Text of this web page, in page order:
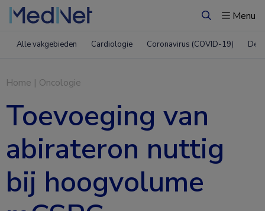
ZoekenMenu
Alle vakgebieden Cardiologie Coronavirus (COVID-19)
Home | Oncologie
Toevoeging van
abirateron nuttig
bij hoogvolume